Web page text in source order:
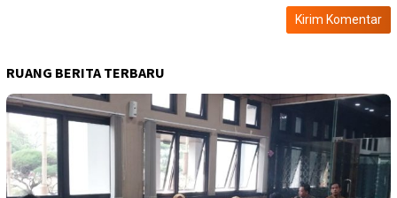
RUANG BERITA TERBARU